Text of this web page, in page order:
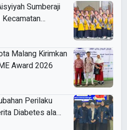
Sumberaji
Kecamatan
Malang Kirimkan
Award 2026
Perilaku
Diabetes ala